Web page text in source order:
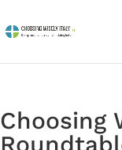
Choosing